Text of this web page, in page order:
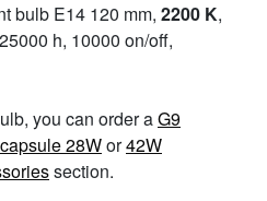
bulb E14 120 mm, 2200 K,
h, 10000 on/off,
you can order aG9
28Wor42W
section.